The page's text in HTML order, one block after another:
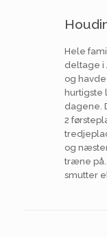
Hele
deltage i
og
hurtigste
dagene.
2
og
træne på.
smutter